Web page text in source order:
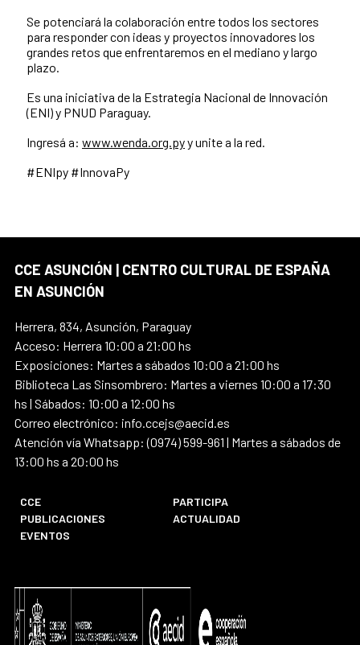
Se potenciará la colaboración entre todos los sectores
para responder con ideas y proyectos innovadores los
grandes retos que enfrentaremos en el mediano y largo
plazo.
Es una iniciativa de la Estrategia Nacional de Innovación
(ENI) y PNUD Paraguay.
Ingresá a: www.wenda.org.pyy unite a la red.
#ENIpy #InnovaPy
CCE ASUNCIÓN | CENTRO CULTURAL DE ESPAÑA
EN ASUNCIÓN
Herrera, 834, Asunción, Paraguay
Acceso: Herrera 10:00 a 21:00 hs
Exposiciones: Martes a sábados 10:00 a 21:00 hs
Biblioteca Las Sinsombrero: Martes a viernes 10:00 a 17:30
hs | Sábados: 10:00 a 12:00 hs
Correo electrónico: info.ccejs@aecid.es
Atención vía Whatsapp: (0974) 599-961 | Martes a sábados de
13:00 hs a 20:00 hs
CCE
PARTICIPA
PUBLICACIONES
ACTUALIDAD
EVENTOS